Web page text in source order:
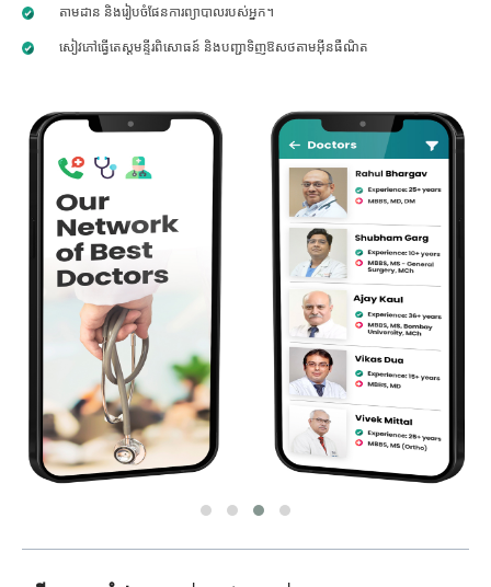
តាមដាន និងរៀបចំផែនការព្យាបាលរបស់អ្នក។
សៀវភៅធ្វើតេស្តមន្ទីរពិសោធន៍ និងបញ្ជាទិញឱសថតាមអ៊ីនធឺណិត